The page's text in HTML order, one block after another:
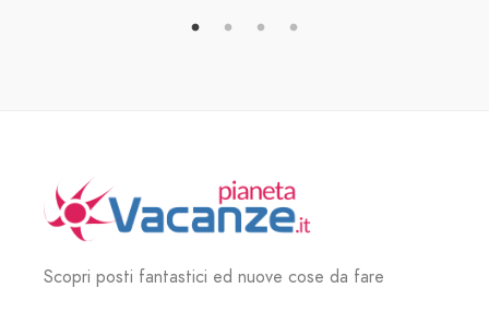
Scopri posti fantastici ed nuove cose da fare